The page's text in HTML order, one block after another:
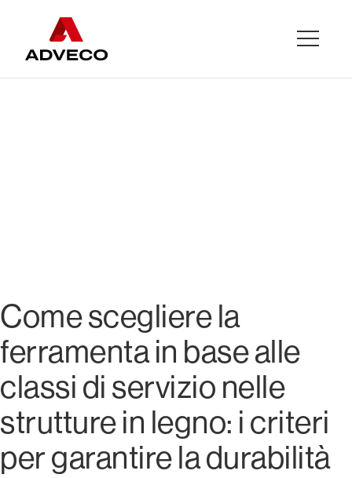
Come scegliere la
ferramenta in base
Come scegliere la
ferramenta in base alle
classi di servizio nelle
strutture in legno: i criteri
per garantire la durabilità